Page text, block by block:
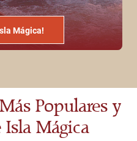
Mágica!
Populares y
Isla Mágica